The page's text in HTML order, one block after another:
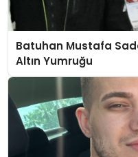
Batuhan Mustafa
Altın Yumruğu